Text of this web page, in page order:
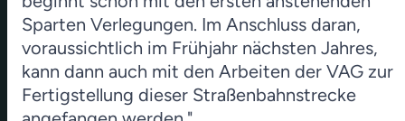
Sparten Verlegungen. Im Anschluss daran,
voraussichtlich im Frühjahr nächsten Jahres,
kann dann auch mit den Arbeiten der VAG zur
Fertigstellung dieser Straßenbahnstrecke